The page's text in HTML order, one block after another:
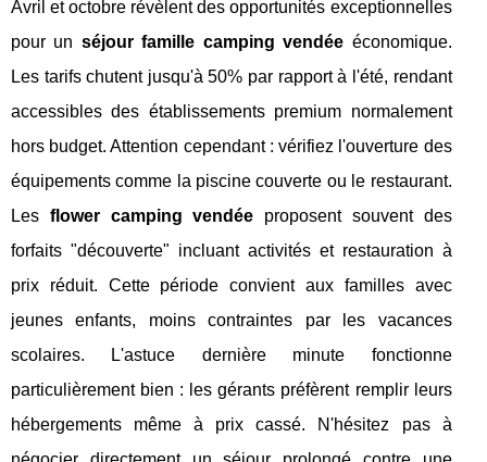
Avril et octobre révèlent des opportunités exceptionnelles
pour un séjour famille camping vendée économique.
Les tarifs chutent jusqu'à 50% par rapport à l'été, rendant
accessibles des établissements premium normalement
hors budget. Attention cependant : vérifiez l'ouverture des
équipements comme la piscine couverte ou le restaurant.
Les flower camping vendée proposent souvent des
forfaits "découverte" incluant activités et restauration à
prix réduit. Cette période convient aux familles avec
jeunes enfants, moins contraintes par les vacances
scolaires. L'astuce dernière minute fonctionne
particulièrement bien : les gérants préfèrent remplir leurs
hébergements même à prix cassé. N'hésitez pas à